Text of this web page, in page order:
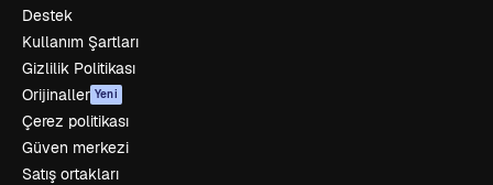
Destek
Kullanım Şartları
Gizlilik Politikası
Orijinaller Yeni
Çerez politikası
Güven merkezi
Satış ortakları